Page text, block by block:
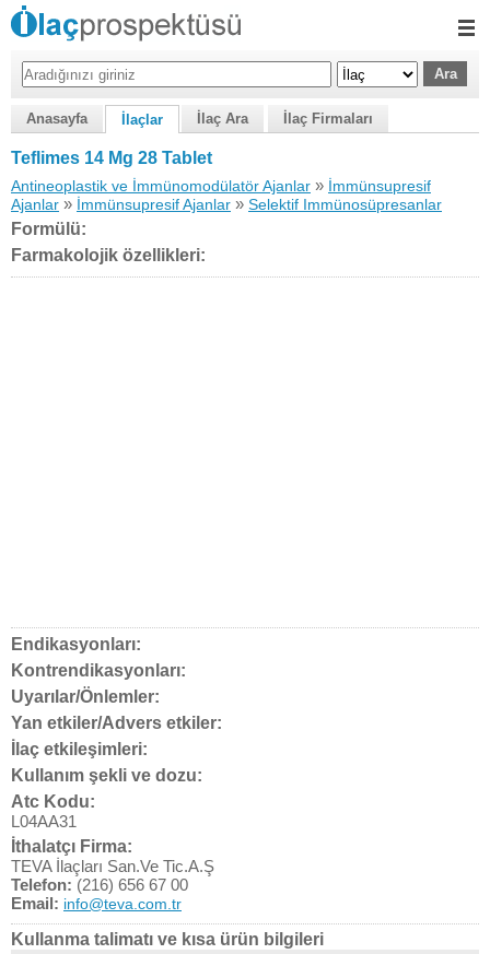
Anasayfa İlaçlar İlaç Ara İlaç Firmaları
Teflimes 14 Mg 28 Tablet
Antineoplastik ve İmmünomodülatör Ajanlar » İmmünsupresif
Ajanlar » İmmünsupresif Ajanlar » Selektif Immünosüpresanlar
Formülü:
Farmakolojik özellikleri:
Endikasyonları:
Kontrendikasyonları:
Uyarılar/Önlemler:
Yan etkiler/Advers etkiler:
İlaç etkileşimleri:
Kullanım şekli ve dozu:
Atc Kodu:
L04AA31
İthalatçı Firma:
TEVA İlaçları San.Ve Tic.A.Ş
Telefon: (216) 656 67 00
Email: info@teva.com.tr
Kullanma talimatı ve kısa ürün bilgileri